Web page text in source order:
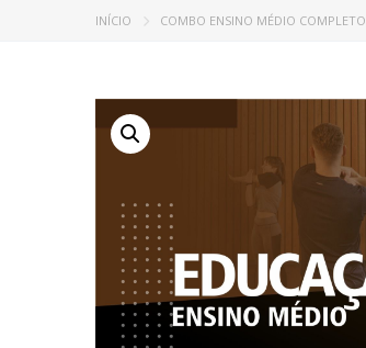
INÍCIO COMBO ENSINO MÉDIO COMPLETO